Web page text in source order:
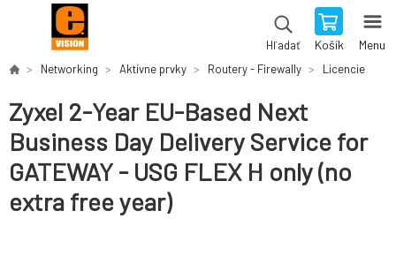
Hľadať Košík Menu
Networking Aktívne prvky Routery - Firewally Licencie
Zyxel 2-Year EU-Based Next
Business Day Delivery Service for
GATEWAY - USG FLEX H only (no
extra free year)